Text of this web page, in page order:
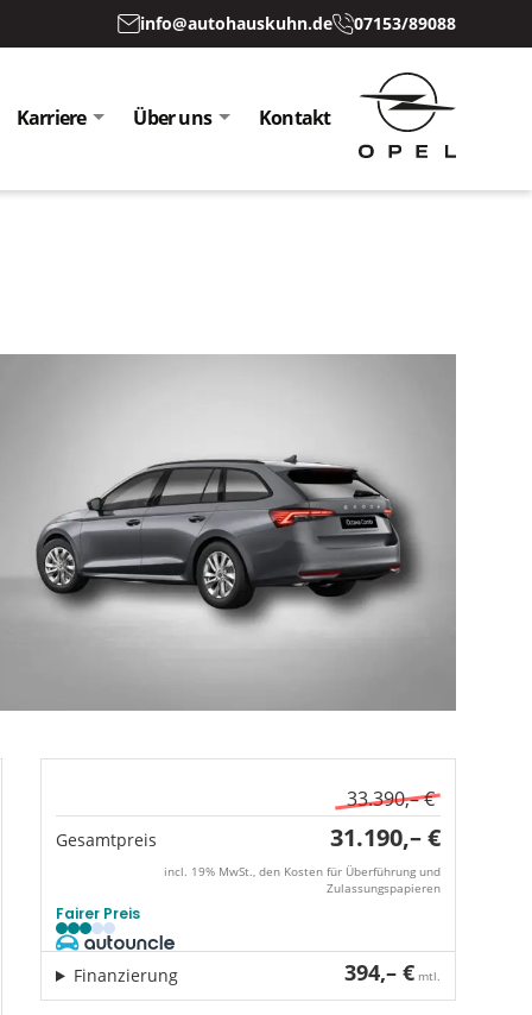
info@autohauskuhn.de 07153/89088
Karriere Über uns Kontakt
33.390,– €
Gesamtpreis 31.190,– €
incl. 19% MwSt., den Kosten für Überführung und
Zulassungspapieren
Fairer Preis
394,– € mtl.
Finanzierung